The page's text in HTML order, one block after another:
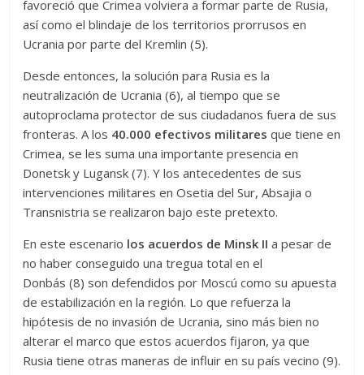
favoreció que Crimea volviera a formar parte de Rusia,
así como el blindaje de los territorios prorrusos en
Ucrania por parte del Kremlin (5).
Desde entonces, la solución para Rusia es la
neutralización de Ucrania (6), al tiempo que se
autoproclama protector de sus ciudadanos fuera de sus
fronteras. A los 40.000 efectivos militares que tiene en
Crimea, se les suma una importante presencia en
Donetsk y Lugansk (7). Y los antecedentes de sus
intervenciones militares en Osetia del Sur, Absajia o
Transnistria se realizaron bajo este pretexto.
En este escenario los acuerdos de Minsk IIa pesar de
no haber conseguido una tregua total en el
Donbás (8) son defendidos por Moscú como su apuesta
de estabilización en la región. Lo que refuerza la
hipótesis de no invasión de Ucrania, sino más bien no
alterar el marco que estos acuerdos fijaron, ya que
Rusia tiene otras maneras de influir en su país vecino (9).